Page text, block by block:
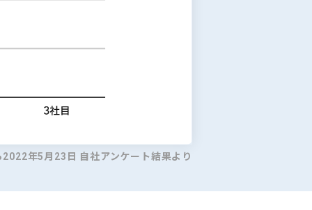
年5月23日 自社アンケート結果より